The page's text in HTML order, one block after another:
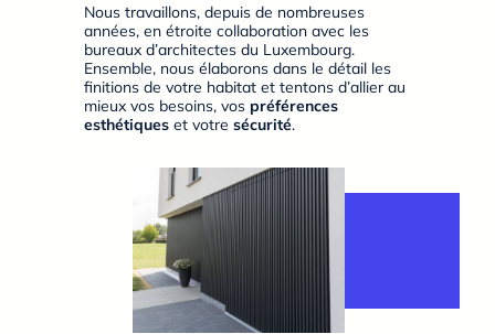
Nous travaillons, depuis de nombreuses
années, en étroite collaboration avec les
bureaux d’architectes du Luxembourg.
Ensemble, nous élaborons dans le détail les
finitions de votre habitat et tentons d’allier au
mieux vos besoins, vos préférences
esthétiqueset votre sécurité.